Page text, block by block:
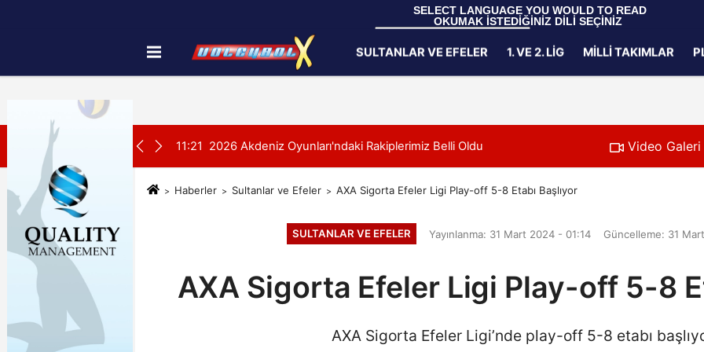
SELECT LANGUAGE YOU WOULD TO READ
OKUMAK İSTEDİĞİNİZ DİLİ SEÇİNİZ
İletişim Çerez Politikası
SULTANLAR VE EFELER 1. VE 2. LIG MILLI TAKIMLAR
SON DAKİKA:
Galibiyetle Başladı 11:21 2026 Akdeniz Oyunları'ndaki Rakiplerimiz Belli Oldu 11:24 Filenin
Video Galeri
Haberler Sultanlar ve Efeler AXA Sigorta Efeler Ligi Play-off 5-8 Etabı Başlıyor
SULTANLAR VE EFELER Yayınlanma: 31 Mart 2024 - 01:14 Güncelleme: 31
AXA Sigorta Efeler Ligi Play-off 5-8
AXA Sigorta Efeler Ligi’nde play-off 5-8 etabı